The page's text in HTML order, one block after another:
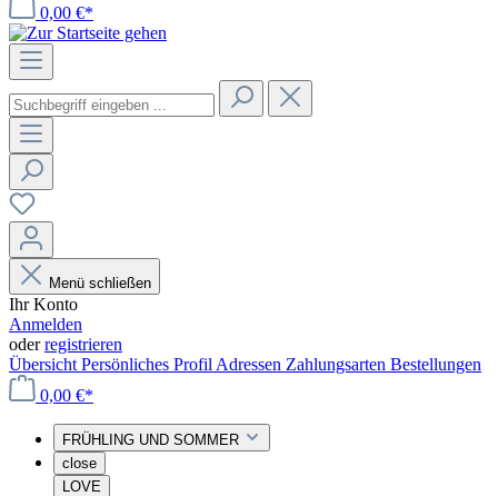
0,00 €*
Menü schließen
Ihr Konto
Anmelden
oderregistrieren
Übersicht Persönliches Profil Adressen Zahlungsarten Bestellungen
0,00 €*
FRÜHLING UND SOMMER
close
LOVE